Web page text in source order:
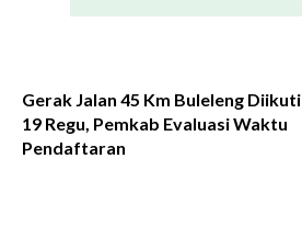
Gerak Jalan 45 Km Buleleng Diikuti
19 Regu, Pemkab Evaluasi Waktu
Pendaftaran